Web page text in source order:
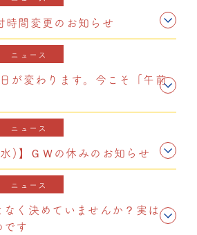
時間変更のお知らせ
ニュース
が変わります。今こそ「午前
ニュース
)】ＧＷの休みのお知らせ
ニュース
く決めていませんか？実は
です